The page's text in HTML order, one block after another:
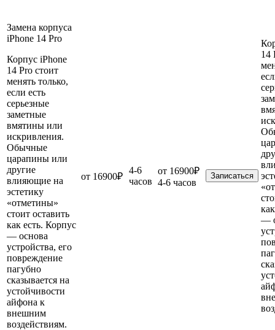
Замена корпуса
iPhone 14 Pro
Корпус iPhone
14 Pro стоит
менять только,
если есть
серьезные
заметные
вмятины или
искривления.
Обычные
царапины или
другие
влияющие на
эстетику
«отметины»
стоит оставить
как есть. Корпус
— основа
устройства, его
повреждение
пагубно
сказывается на
устойчивости
айфона к
внешним
воздействиям.
от 16900₽
4-6
часов
от 16900₽
4-6 часов
Записаться
14
—